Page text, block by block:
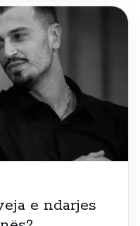
e ndarjes